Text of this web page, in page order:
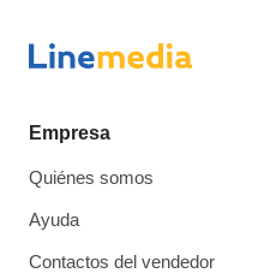
Empresa
Quiénes somos
Ayuda
Contactos del vendedor